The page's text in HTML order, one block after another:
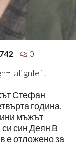
742 0
Стефан
година.
мъжът
син Деян.В
е отложено за